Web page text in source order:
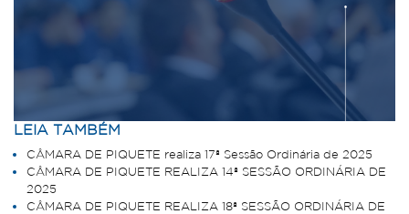
LEIA TAMBÉM
CÂMARA DE PIQUETE realiza 17ª Sessão Ordinária de 2025
CÂMARA DE PIQUETE REALIZA 14ª SESSÃO ORDINÁRIA DE
2025
CÂMARA DE PIQUETE REALIZA 18ª SESSÃO ORDINÁRIA DE